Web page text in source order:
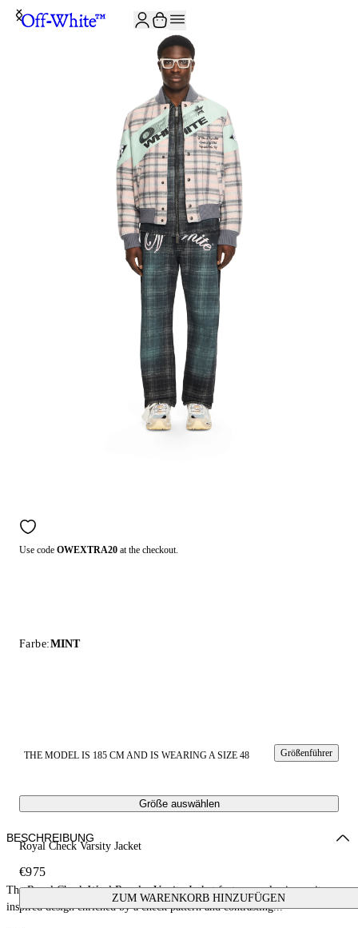
Use code OWEXTRA20 at the checkout.
Farbe:MINT
THE MODEL IS 185 CM AND IS WEARING A SIZE 48 Größenführer
Größe auswählen
Royal Check Varsity Jacket
€975
ZUM WARENKORB HINZUFÜGEN
BESCHREIBUNG
The Royal Check Wool Regular Varsity Jacket features a classic varsity-
inspired design enriched by a check pattern and contrasting...